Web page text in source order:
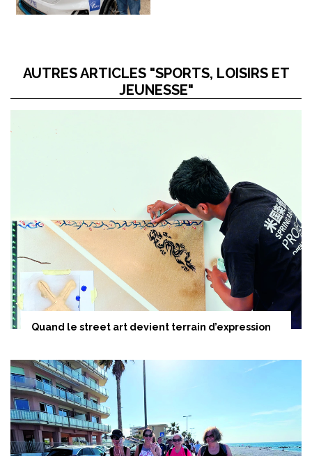
AUTRES ARTICLES "SPORTS, LOISIRS ET
JEUNESSE"
Quand le street art devient terrain d’expression